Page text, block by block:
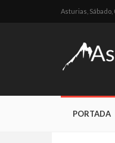
Asturias,
PORTADA